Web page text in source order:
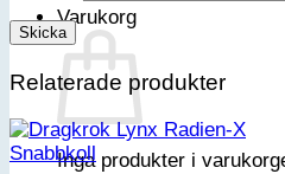
Varukorg
Inga produkter i
Relaterade produkter
Snabbkoll